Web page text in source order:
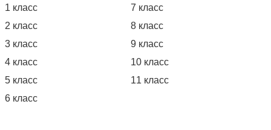
1 класс
2 класс
3 класс
4 класс
5 класс
6 класс
7 класс
8 класс
9 класс
10 класс
11 класс